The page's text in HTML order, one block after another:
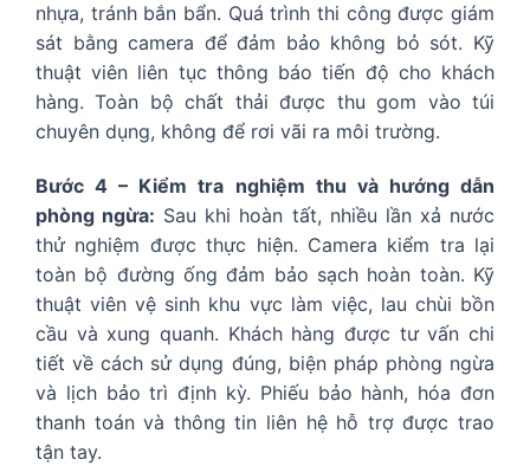
nhựa, tránh bắn bẩn. Quá trình thi công được giám
sát bằng camera để đảm bảo không bỏ sót. Kỹ
thuật viên liên tục thông báo tiến độ cho khách
hàng. Toàn bộ chất thải được thu gom vào túi
chuyên dụng, không để rơi vãi ra môi trường.
Bước 4 – Kiểm tra nghiệm thu và hướng dẫn
phòng ngừa: Sau khi hoàn tất, nhiều lần xả nước
thử nghiệm được thực hiện. Camera kiểm tra lại
toàn bộ đường ống đảm bảo sạch hoàn toàn. Kỹ
thuật viên vệ sinh khu vực làm việc, lau chùi bồn
cầu và xung quanh. Khách hàng được tư vấn chi
tiết về cách sử dụng đúng, biện pháp phòng ngừa
và lịch bảo trì định kỳ. Phiếu bảo hành, hóa đơn
thanh toán và thông tin liên hệ hỗ trợ được trao
tận tay.